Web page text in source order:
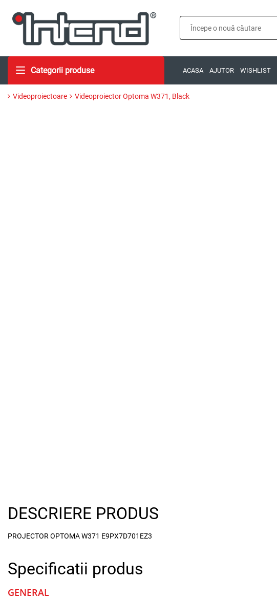
Categorii produse ACASA AJUTOR WISHLIST
Videoproiectoare Videoproiector Optoma W371, Black
DESCRIERE PRODUS
PROJECTOR OPTOMA W371 E9PX7D701EZ3
Specificatii produs
GENERAL